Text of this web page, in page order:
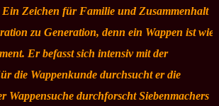
Ein Zeichen für Familie und Zusammenhalt
zu Generation, denn ein Wappen ist wie
Er befasst sich intensiv mit der
die Wappenkunde durchsucht er die
Wappensuche durchforscht Siebenmachers